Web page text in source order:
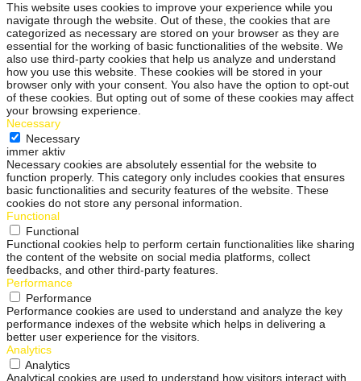
This website uses cookies to improve your experience while you
navigate through the website. Out of these, the cookies that are
categorized as necessary are stored on your browser as they are
essential for the working of basic functionalities of the website. We
also use third-party cookies that help us analyze and understand
how you use this website. These cookies will be stored in your
browser only with your consent. You also have the option to opt-out
of these cookies. But opting out of some of these cookies may affect
your browsing experience.
Necessary
Necessary
immer aktiv
Necessary cookies are absolutely essential for the website to
function properly. This category only includes cookies that ensures
basic functionalities and security features of the website. These
cookies do not store any personal information.
Functional
Functional
Functional cookies help to perform certain functionalities like sharing
the content of the website on social media platforms, collect
feedbacks, and other third-party features.
Performance
Performance
Performance cookies are used to understand and analyze the key
performance indexes of the website which helps in delivering a
better user experience for the visitors.
Analytics
Analytics
Analytical cookies are used to understand how visitors interact with